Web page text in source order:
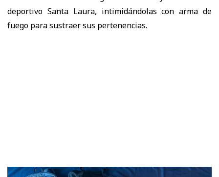
deportivo Santa Laura, intimidándolas con arma de
fuego para sustraer sus pertenencias.